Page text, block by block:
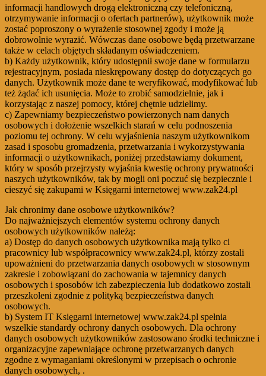
informacji handlowych drogą elektroniczną czy telefoniczną,
otrzymywanie informacji o ofertach partnerów), użytkownik może
zostać poproszony o wyrażenie stosownej zgody i może ją
dobrowolnie wyrazić. Wówczas dane osobowe będą przetwarzane
także w celach objętych składanym oświadczeniem.
b) Każdy użytkownik, który udostępnił swoje dane w formularzu
rejestracyjnym, posiada nieskrępowany dostęp do dotyczących go
danych. Użytkownik może dane te weryfikować, modyfikować lub
też żądać ich usunięcia. Może to zrobić samodzielnie, jak i
korzystając z naszej pomocy, której chętnie udzielimy.
c) Zapewniamy bezpieczeństwo powierzonych nam danych
osobowych i dołożenie wszelkich starań w celu podnoszenia
poziomu tej ochrony. W celu wyjaśnienia naszym użytkownikom
zasad i sposobu gromadzenia, przetwarzania i wykorzystywania
informacji o użytkownikach, poniżej przedstawiamy dokument,
który w sposób przejrzysty wyjaśnia kwestię ochrony prywatności
naszych użytkowników, tak by mogli oni poczuć się bezpiecznie i
cieszyć się zakupami w Księgarni internetowej www.zak24.pl
Jak chronimy dane osobowe użytkowników?
Do najważniejszych elementów systemu ochrony danych
osobowych użytkowników należą:
a) Dostęp do danych osobowych użytkownika mają tylko ci
pracownicy lub współpracownicy www.zak24.pl, którzy zostali
upoważnieni do przetwarzania danych osobowych w stosownym
zakresie i zobowiązani do zachowania w tajemnicy danych
osobowych i sposobów ich zabezpieczenia lub dodatkowo zostali
przeszkoleni zgodnie z polityką bezpieczeństwa danych
osobowych.
b) System IT Księgarni internetowej www.zak24.pl spełnia
wszelkie standardy ochrony danych osobowych. Dla ochrony
danych osobowych użytkowników zastosowano środki techniczne i
organizacyjne zapewniające ochronę przetwarzanych danych
zgodne z wymaganiami określonymi w przepisach o ochronie
danych osobowych, .